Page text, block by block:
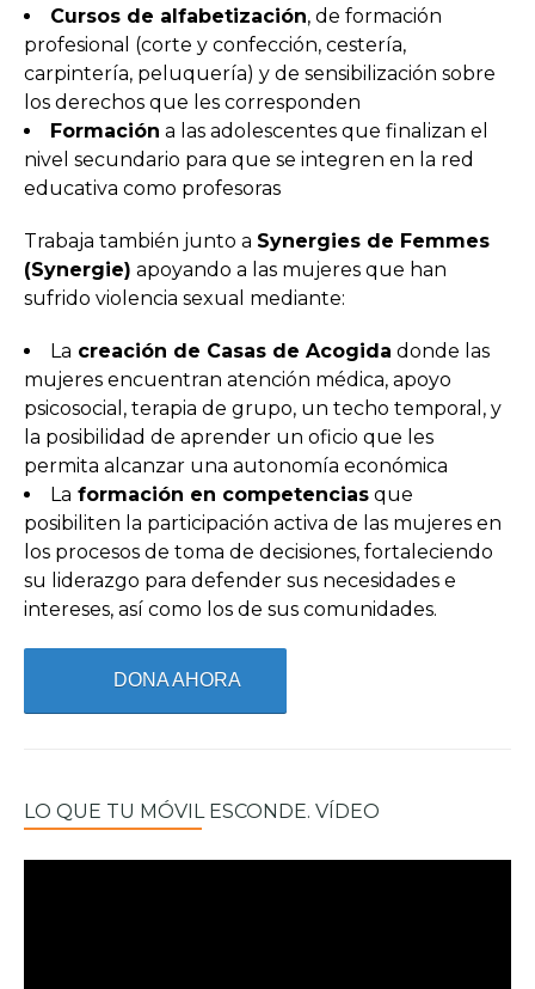
Cursos de alfabetización, de formación
profesional (corte y confección, cestería,
carpintería, peluquería) y de sensibilización sobre
los derechos que les corresponden
Formación a las adolescentes que finalizan el
nivel secundario para que se integren en la red
educativa como profesoras
Trabaja también junto a Synergies de Femmes
(Synergie) apoyando a las mujeres que han
sufrido violencia sexual mediante:
La creación de Casas de Acogida donde las
mujeres encuentran atención médica, apoyo
psicosocial, terapia de grupo, un techo temporal, y
la posibilidad de aprender un oficio que les
permita alcanzar una autonomía económica
La formación en competencias que
posibiliten la participación activa de las mujeres en
los procesos de toma de decisiones, fortaleciendo
su liderazgo para defender sus necesidades e
intereses, así como los de sus comunidades.
DONA AHORA
LO QUE TU MÓVIL ESCONDE. VÍDEO